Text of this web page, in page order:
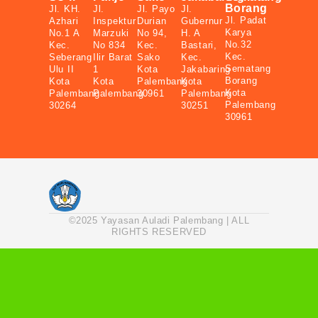
Jl. KH.
Azhari
No.1 A
Kec.
Seberang
Ulu II
Kota
Palembang
30264
Jl.
Inspektur
Marzuki
No 834
Ilir Barat
1
Kota
Palembang
Jl. Payo
Durian
No 94,
Kec.
Sako
Kota
Palembang
30961
Jl.
Gubernur
H. A
Bastari,
Kec.
Jakabaring
Kota
Palembang
30251
Borang
Jl. Padat
Karya
No.32
Kec.
Sematang
Borang
Kota
Palembang
30961
©2025 Yayasan Auladi Palembang | ALL
RIGHTS RESERVED